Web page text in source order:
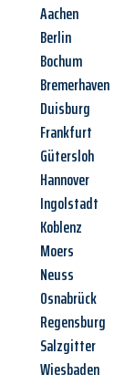
Aachen
Berlin
Bochum
Bremerhaven
Duisburg
Frankfurt
Gütersloh
Hannover
Ingolstadt
Koblenz
Moers
Neuss
Osnabrück
Regensburg
Salzgitter
Wiesbaden